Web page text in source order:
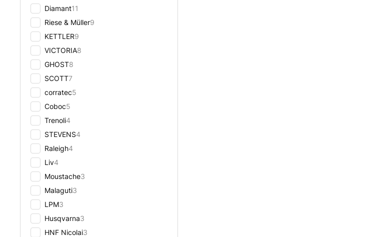
Diamant11
Riese & Müller9
KETTLER9
VICTORIA8
GHOST8
SCOTT7
corratec5
Coboc5
Trenoli4
STEVENS4
Raleigh4
Liv4
Moustache3
Malaguti3
LPM3
Husqvarna3
HNF Nicolai3